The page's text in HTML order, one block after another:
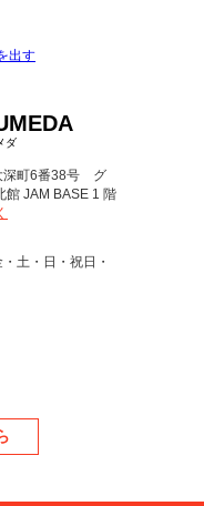
出す
ダ
深町6番38号 グ
館 JAM BASE 1 階
土・日・祝日・